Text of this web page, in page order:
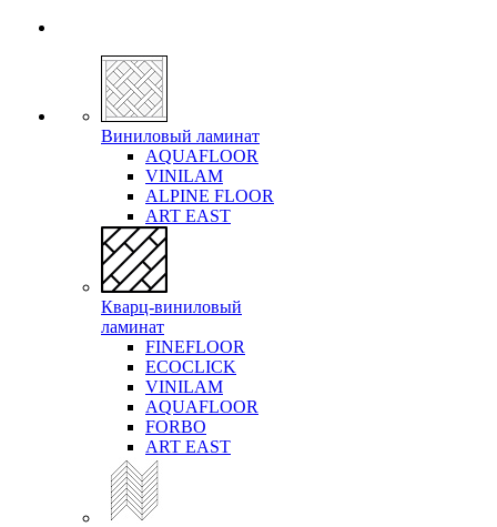
Виниловый ламинат
AQUAFLOOR
VINILAM
ALPINE FLOOR
ART EAST
Кварц-виниловый
ламинат
FINEFLOOR
ECOCLICK
VINILAM
AQUAFLOOR
FORBO
ART EAST